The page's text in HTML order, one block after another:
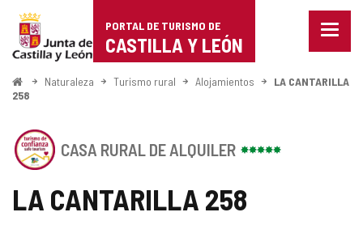
Portal
de
Turismo
de
Castilla
León
PORTAL DE TURISMO DE
CASTILLA Y LEÓN
Menu
InicioNaturaleza Turismo rural Alojamientos
LA CANTARILLA
258
LA CANTARILLA 258
CASA RURAL DE ALQUILER
establecimiento
el